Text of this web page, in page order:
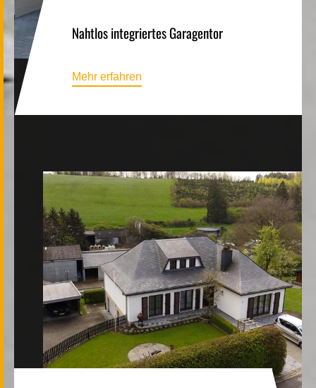
Nahtlos integriertes Garagentor
Mehr erfahren